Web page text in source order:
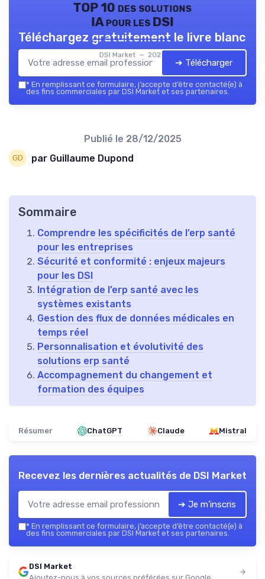
TOP 10 des solutions
IA pour les DSI
DSI Market — 2026
Téléchargez gratuitement le livre blanc
➔ Télécharger
* En remplissant ce formulaire, j’accepte d’être contacté(e) à
des fins commerciales par DSI Market et ses partenaires.
Publié le 28/12/2025
par Guillaume Dupond
Sommaire
Comprendre les spécificités de l’erp santé
pour les entreprises
Sécurité et conformité : enjeux majeurs
pour les DSI
Intégration de l’erp santé avec les
systèmes existants
Gestion des flux de données médicales en
temps réel
Personnalisation et évolutivité des
solutions erp santé
Accompagnement du changement et
formation des équipes
Résumer ChatGPT Claude Mistral
Recevez les dernières actualités de DSI Market
➔ Je m'inscris
* En remplissant ce formulaire, j’accepte d’être contacté(e) à
des fins commerciales par DSI Market et ses partenaires.
DSI Market